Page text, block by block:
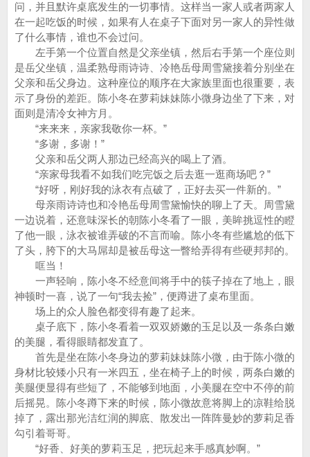
问，并且默许桌底发生的一切事情。这样当一家人或者两家人
在一起吃饭的时候，如果有人在桌子下面对另一家人的异性做
了什么事情，谁也不会过问。
左手第一个位置自然是父亲坐镇，然后右手第一个座位则
是岳父坐镇，温柔熟母雨诗诗、冷艳岳母周雪黛接着分别坐在
父亲和岳父身边。这种座位的顺序在大家族里面也很重要，表
示了身份的差距。陈小冬在萝莉妹妹陈小微身边坐了下来，对
面则是清冷女神方月。
“来来来，亲家我敬你一杯。”
“多谢，多谢！”
父亲和岳父两人那边已经高兴的喝上了酒。
“亲家母我看不如我们吃完饭之后去逛一逛商场吧？”
“好呀，刚好我的泳衣有点破了，正好去买一件新的。”
母亲雨诗诗也和冷艳岳母周雪黛愉快的聊上了天。周雪黛
一边说着，还意味深长的朝陈小冬看了一眼，美眸挑逗性的瞪
了他一眼，泳衣被谁弄破的不言而喻。陈小冬有些尴尬的低下
了头，胯下的大马屌却是被岳母这一瞥给弄得有些硬邦邦的。
哐当！
一声轻响，陈小冬不经意间将手中的筷子掉在了地上，眼
神顿时一喜，说了一句“我去捡”，便蹲进了桌布里面。
场上的众人脸色都变得有趣了起来。
桌子底下，陈小冬看着一双双娇嫩的玉足以及一条条白嫩
的美腿，看得眼睛都发直了。
首先是坐在陈小冬身边的萝莉妹妹陈小微，由于陈小微的
身材比较矮小只有一米四五，坐在椅子上的时候，两条白嫩的
美腿便显得有些短了，不能够到地面，小美腿在空中不停的前
后摇晃。陈小冬蹲下来的时候，陈小微故意将脚上的凉鞋给脱
掉了，露出那光洁红润的脚底、散发出一阵阵曼妙的萝莉足香
勾引着哥哥。
“好香、好美的萝莉玉足，把玩起来手感真妙啊。”